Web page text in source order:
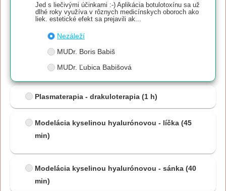
Jed s liečivými účinkami :-) Aplikácia botulotoxínu sa už
dlhé roky využíva v rôznych medicínskych oboroch ako
liek. estetické efekt sa prejavili ak...
Nezáleží
MUDr. Boris Babiš
MUDr. Ľubica Babišová
Plasmaterapia - drakuloterapia (1 h)
Modelácia kyselinou hyalurónovou - líčka (45
min)
Modelácia kyselinou hyalurónovou - sánka (40
min)